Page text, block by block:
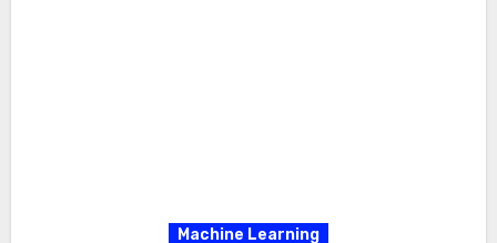
Machine Learning